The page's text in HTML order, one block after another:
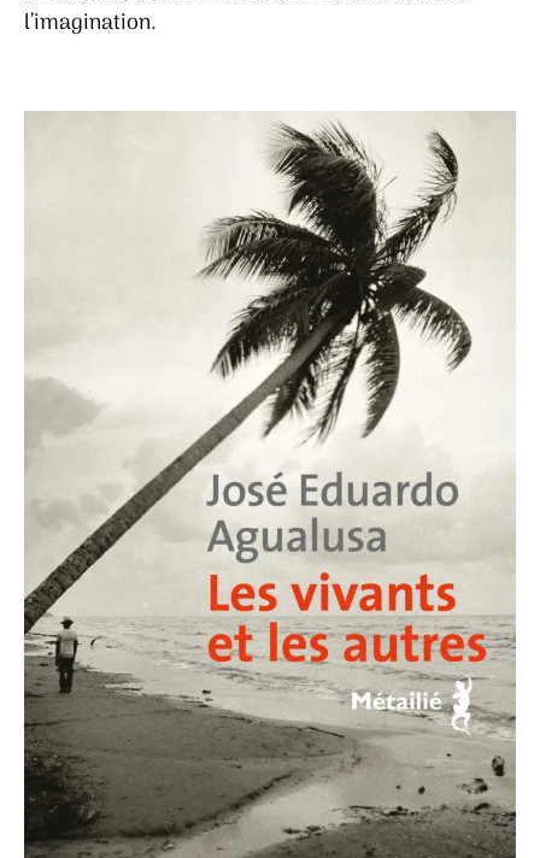
l’imagination.